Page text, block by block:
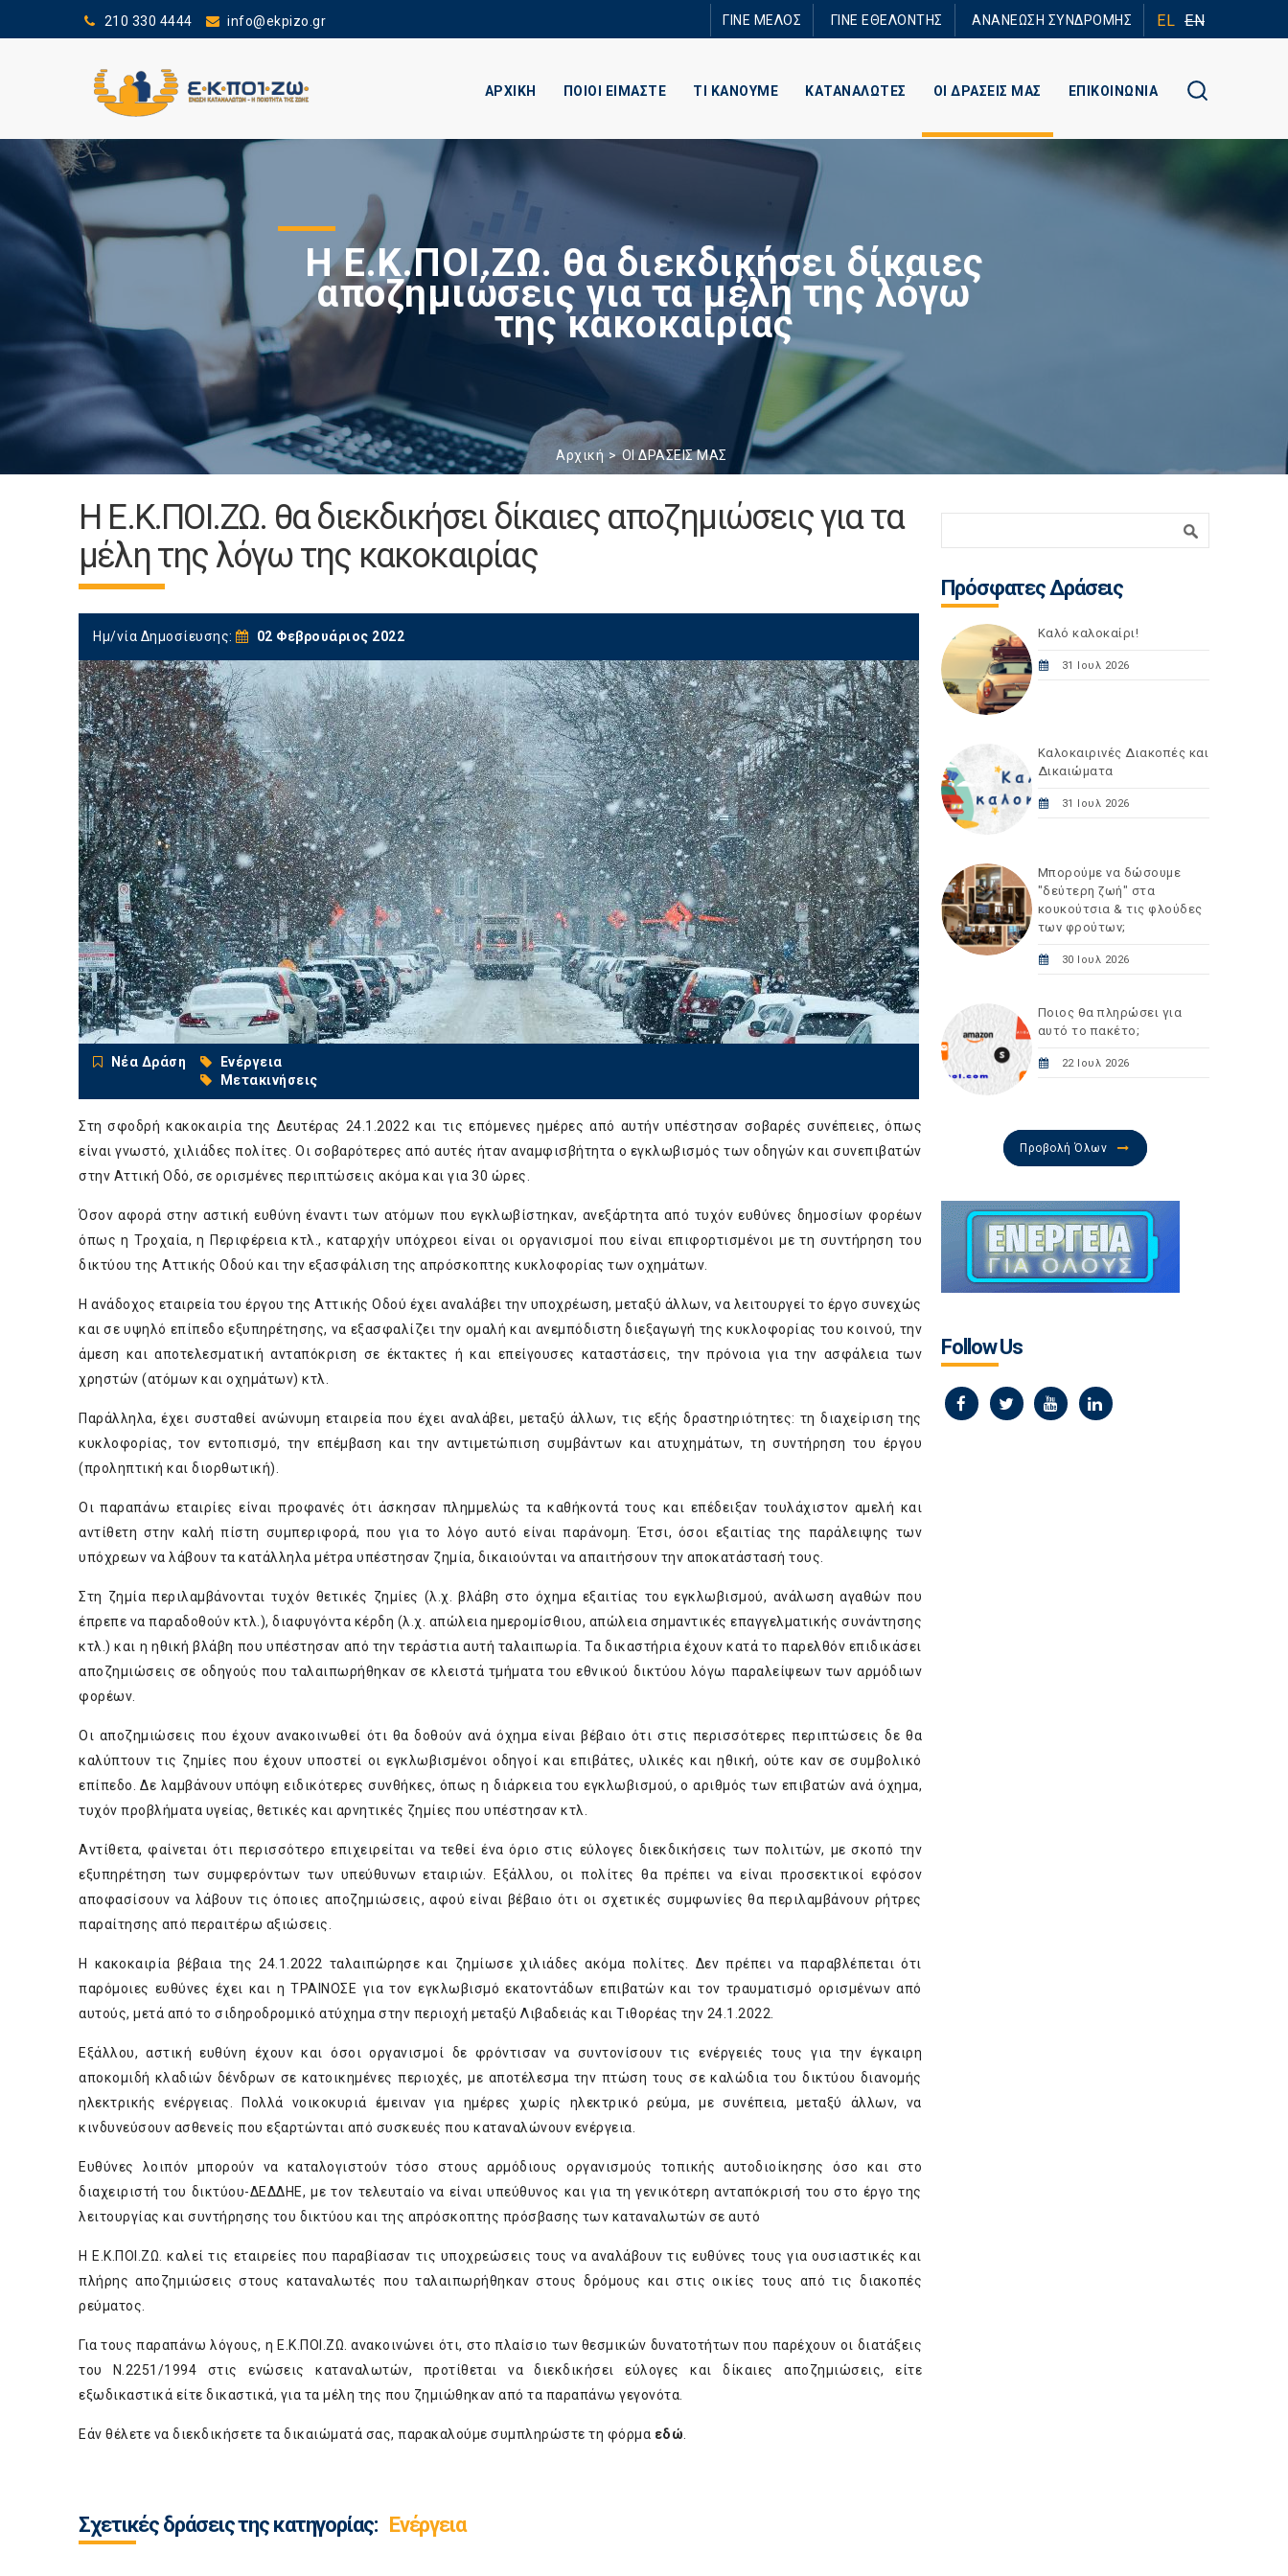
210 330 4444 info@ekpizo.gr ΓΙΝΕ ΜΕΛΟΣ ΓΙΝΕ ΕΘΕΛΟΝΤΗΣ ΑΝΑΝΕΩΣΗ ΣΥΝΔΡΟΜΗΣ EL EN
ΑΡΧΙΚΗ ΠΟΙΟΙ ΕΙΜΑΣΤΕ ΤΙ ΚΑΝΟΥΜΕ ΚΑΤΑΝΑΛΩΤΕΣ ΟΙ ΔΡΑΣΕΙΣ ΜΑΣ ΕΠΙΚΟΙΝΩΝΙΑ
Η Ε.Κ.ΠΟΙ.ΖΩ. θα διεκδικήσει δίκαιες
αποζημιώσεις για τα μέλη της λόγω
της κακοκαιρίας
Αρχική ΟΙ ΔΡΑΣΕΙΣ ΜΑΣ
Η Ε.Κ.ΠΟΙ.ΖΩ. θα διεκδικήσει δίκαιες αποζημιώσεις για τα
μέλη της λόγω της κακοκαιρίας
Ημ/νία Δημοσίευσης: 02 Φεβρουάριος 2022
Νέα Δράση
Ενέργεια
Μετακινήσεις
Στη σφοδρή κακοκαιρία της Δευτέρας 24.1.2022 και τις επόμενες ημέρες από αυτήν υπέστησαν σοβαρές συνέπειες, όπως
είναι γνωστό, χιλιάδες πολίτες. Οι σοβαρότερες από αυτές ήταν αναμφισβήτητα ο εγκλωβισμός των οδηγών και συνεπιβατών
στην Αττική Οδό, σε ορισμένες περιπτώσεις ακόμα και για 30 ώρες.
Όσον αφορά στην αστική ευθύνη έναντι των ατόμων που εγκλωβίστηκαν, ανεξάρτητα από τυχόν ευθύνες δημοσίων φορέων
όπως η Τροχαία, η Περιφέρεια κτλ., καταρχήν υπόχρεοι είναι οι οργανισμοί που είναι επιφορτισμένοι με τη συντήρηση του
δικτύου της Αττικής Οδού και την εξασφάλιση της απρόσκοπτης κυκλοφορίας των οχημάτων.
Η ανάδοχος εταιρεία του έργου της Αττικής Οδού έχει αναλάβει την υποχρέωση, μεταξύ άλλων, να λειτουργεί το έργο συνεχώς
και σε υψηλό επίπεδο εξυπηρέτησης, να εξασφαλίζει την ομαλή και ανεμπόδιστη διεξαγωγή της κυκλοφορίας του κοινού, την
άμεση και αποτελεσματική ανταπόκριση σε έκτακτες ή και επείγουσες καταστάσεις, την πρόνοια για την ασφάλεια των
χρηστών (ατόμων και οχημάτων) κτλ.
Παράλληλα, έχει συσταθεί ανώνυμη εταιρεία που έχει αναλάβει, μεταξύ άλλων, τις εξής δραστηριότητες: τη διαχείριση της
κυκλοφορίας, τον εντοπισμό, την επέμβαση και την αντιμετώπιση συμβάντων και ατυχημάτων, τη συντήρηση του έργου
(προληπτική και διορθωτική).
Οι παραπάνω εταιρίες είναι προφανές ότι άσκησαν πλημμελώς τα καθήκοντά τους και επέδειξαν τουλάχιστον αμελή και
αντίθετη στην καλή πίστη συμπεριφορά, που για το λόγο αυτό είναι παράνομη. Έτσι, όσοι εξαιτίας της παράλειψης των
υπόχρεων να λάβουν τα κατάλληλα μέτρα υπέστησαν ζημία, δικαιούνται να απαιτήσουν την αποκατάστασή τους.
Στη ζημία περιλαμβάνονται τυχόν θετικές ζημίες (λ.χ. βλάβη στο όχημα εξαιτίας του εγκλωβισμού, ανάλωση αγαθών που
έπρεπε να παραδοθούν κτλ.), διαφυγόντα κέρδη (λ.χ. απώλεια ημερομίσθιου, απώλεια σημαντικές επαγγελματικής συνάντησης
κτλ.) και η ηθική βλάβη που υπέστησαν από την τεράστια αυτή ταλαιπωρία. Τα δικαστήρια έχουν κατά το παρελθόν επιδικάσει
αποζημιώσεις σε οδηγούς που ταλαιπωρήθηκαν σε κλειστά τμήματα του εθνικού δικτύου λόγω παραλείψεων των αρμόδιων
φορέων.
Οι αποζημιώσεις που έχουν ανακοινωθεί ότι θα δοθούν ανά όχημα είναι βέβαιο ότι στις περισσότερες περιπτώσεις δε θα
καλύπτουν τις ζημίες που έχουν υποστεί οι εγκλωβισμένοι οδηγοί και επιβάτες, υλικές και ηθική, ούτε καν σε συμβολικό
επίπεδο. Δε λαμβάνουν υπόψη ειδικότερες συνθήκες, όπως η διάρκεια του εγκλωβισμού, ο αριθμός των επιβατών ανά όχημα,
τυχόν προβλήματα υγείας, θετικές και αρνητικές ζημίες που υπέστησαν κτλ.
Αντίθετα, φαίνεται ότι περισσότερο επιχειρείται να τεθεί ένα όριο στις εύλογες διεκδικήσεις των πολιτών, με σκοπό την
εξυπηρέτηση των συμφερόντων των υπεύθυνων εταιριών. Εξάλλου, οι πολίτες θα πρέπει να είναι προσεκτικοί εφόσον
αποφασίσουν να λάβουν τις όποιες αποζημιώσεις, αφού είναι βέβαιο ότι οι σχετικές συμφωνίες θα περιλαμβάνουν ρήτρες
παραίτησης από περαιτέρω αξιώσεις.
Η κακοκαιρία βέβαια της 24.1.2022 ταλαιπώρησε και ζημίωσε χιλιάδες ακόμα πολίτες. Δεν πρέπει να παραβλέπεται ότι
παρόμοιες ευθύνες έχει και η ΤΡΑΙΝΟΣΕ για τον εγκλωβισμό εκατοντάδων επιβατών και τον τραυματισμό ορισμένων από
αυτούς, μετά από το σιδηροδρομικό ατύχημα στην περιοχή μεταξύ Λιβαδειάς και Τιθορέας την 24.1.2022.
Εξάλλου, αστική ευθύνη έχουν και όσοι οργανισμοί δε φρόντισαν να συντονίσουν τις ενέργειές τους για την έγκαιρη
αποκομιδή κλαδιών δένδρων σε κατοικημένες περιοχές, με αποτέλεσμα την πτώση τους σε καλώδια του δικτύου διανομής
ηλεκτρικής ενέργειας. Πολλά νοικοκυριά έμειναν για ημέρες χωρίς ηλεκτρικό ρεύμα, με συνέπεια, μεταξύ άλλων, να
κινδυνεύσουν ασθενείς που εξαρτώνται από συσκευές που καταναλώνουν ενέργεια.
Ευθύνες λοιπόν μπορούν να καταλογιστούν τόσο στους αρμόδιους οργανισμούς τοπικής αυτοδιοίκησης όσο και στο
διαχειριστή του δικτύου-ΔΕΔΔΗΕ, με τον τελευταίο να είναι υπεύθυνος και για τη γενικότερη ανταπόκρισή του στο έργο της
λειτουργίας και συντήρησης του δικτύου και της απρόσκοπτης πρόσβασης των καταναλωτών σε αυτό
Η Ε.Κ.ΠΟΙ.ΖΩ. καλεί τις εταιρείες που παραβίασαν τις υποχρεώσεις τους να αναλάβουν τις ευθύνες τους για ουσιαστικές και
πλήρης αποζημιώσεις στους καταναλωτές που ταλαιπωρήθηκαν στους δρόμους και στις οικίες τους από τις διακοπές
ρεύματος.
Για τους παραπάνω λόγους, η Ε.Κ.ΠΟΙ.ΖΩ. ανακοινώνει ότι, στο πλαίσιο των θεσμικών δυνατοτήτων που παρέχουν οι διατάξεις
του Ν.2251/1994 στις ενώσεις καταναλωτών, προτίθεται να διεκδικήσει εύλογες και δίκαιες αποζημιώσεις, είτε
εξωδικαστικά είτε δικαστικά, για τα μέλη της που ζημιώθηκαν από τα παραπάνω γεγονότα.
Εάν θέλετε να διεκδικήσετε τα δικαιώματά σας, παρακαλούμε συμπληρώστε τη φόρμα εδώ
Σχετικές δράσεις της κατηγορίας: Ενέργεια
Πρόσφατες Δράσεις
Καλό καλοκαίρι!
31 Ιουλ 2026
Καλοκαιρινές Διακοπές και
Δικαιώματα
31 Ιουλ 2026
Μπορούμε να δώσουμε
"δεύτερη ζωή" στα
κουκούτσια & τις φλούδες
των φρούτων;
30 Ιουλ 2026
Ποιος θα πληρώσει για
αυτό το πακέτο;
22 Ιουλ 2026
Προβολή Όλων
Follow Us